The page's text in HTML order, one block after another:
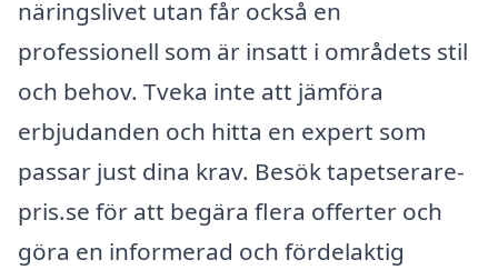
näringslivet utan får också en
professionell som är insatt i områdets stil
och behov. Tveka inte att jämföra
erbjudanden och hitta en expert som
passar just dina krav. Besök tapetserare-
pris.se för att begära flera offerter och
göra en informerad och fördelaktig